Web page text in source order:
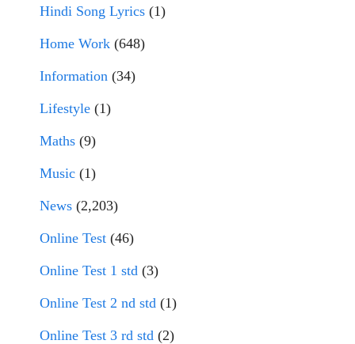
Hindi Song Lyrics (1)
Home Work (648)
Information (34)
Lifestyle (1)
Maths (9)
Music (1)
News (2,203)
Online Test (46)
Online Test 1 std (3)
Online Test 2 nd std (1)
Online Test 3 rd std (2)